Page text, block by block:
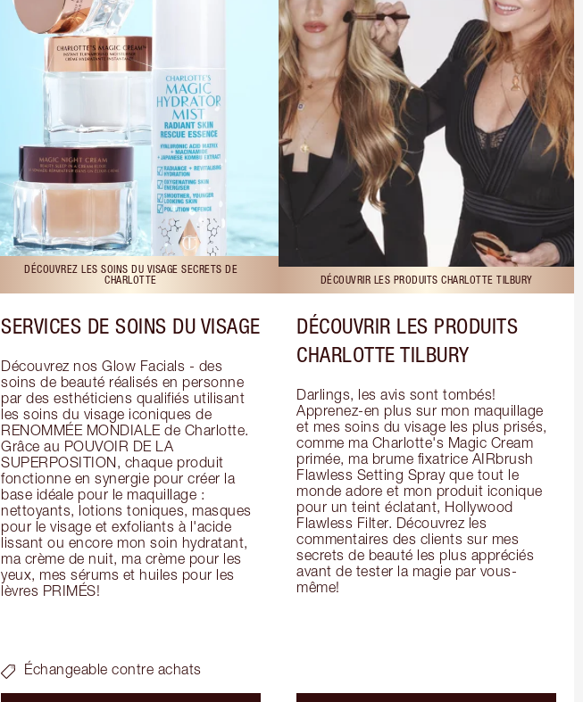
DÉCOUVREZ LES SOINS DU VISAGE SECRETS DE
CHARLOTTE
SERVICES DE SOINS DU VISAGE
Découvrez nos Glow Facials - des
soins de beauté réalisés en personne
par des esthéticiens qualifiés utilisant
les soins du visage iconiques de
RENOMMÉE MONDIALE de Charlotte.
Grâce au POUVOIR DE LA
SUPERPOSITION, chaque produit
fonctionne en synergie pour créer la
base idéale pour le maquillage :
nettoyants, lotions toniques, masques
pour le visage et exfoliants à l'acide
lissant ou encore mon soin hydratant,
ma crème de nuit, ma crème pour les
yeux, mes sérums et huiles pour les
lèvres PRIMÉS!
Échangeable contre achats
DÉCOUVRIR LES PRODUITS CHARLOTTE TILBURY
DÉCOUVRIR LES PRODUITS
CHARLOTTE TILBURY
Darlings, les avis sont tombés!
Apprenez-en plus sur mon maquillage
et mes soins du visage les plus prisés,
comme ma Charlotte's Magic Cream
primée, ma brume fixatrice AIRbrush
Flawless Setting Spray que tout le
monde adore et mon produit iconique
pour un teint éclatant, Hollywood
Flawless Filter. Découvrez les
commentaires des clients sur mes
secrets de beauté les plus appréciés
avant de tester la magie par vous-
même!